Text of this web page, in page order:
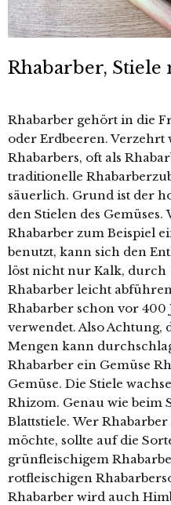
Rhabarber,
Rhabarber gehört in die
oder Erdbeeren. Verzehrt
Rhabarbers, oft als
traditionelle
säuerlich. Grund ist der
den Stielen des
Rhabarber zum Beispiel
benutzt, kann sich den
löst nicht nur Kalk,
Rhabarber leicht
Rhabarber schon vor
verwendet. Also
Mengen kann
Rhabarber ein Gemüse
Gemüse. Die Stiele
Rhizom. Genau wie beim
Blattstiele. Wer
möchte, sollte auf die
grünfleischigem
rotfleischigen
Rhabarber wird auch